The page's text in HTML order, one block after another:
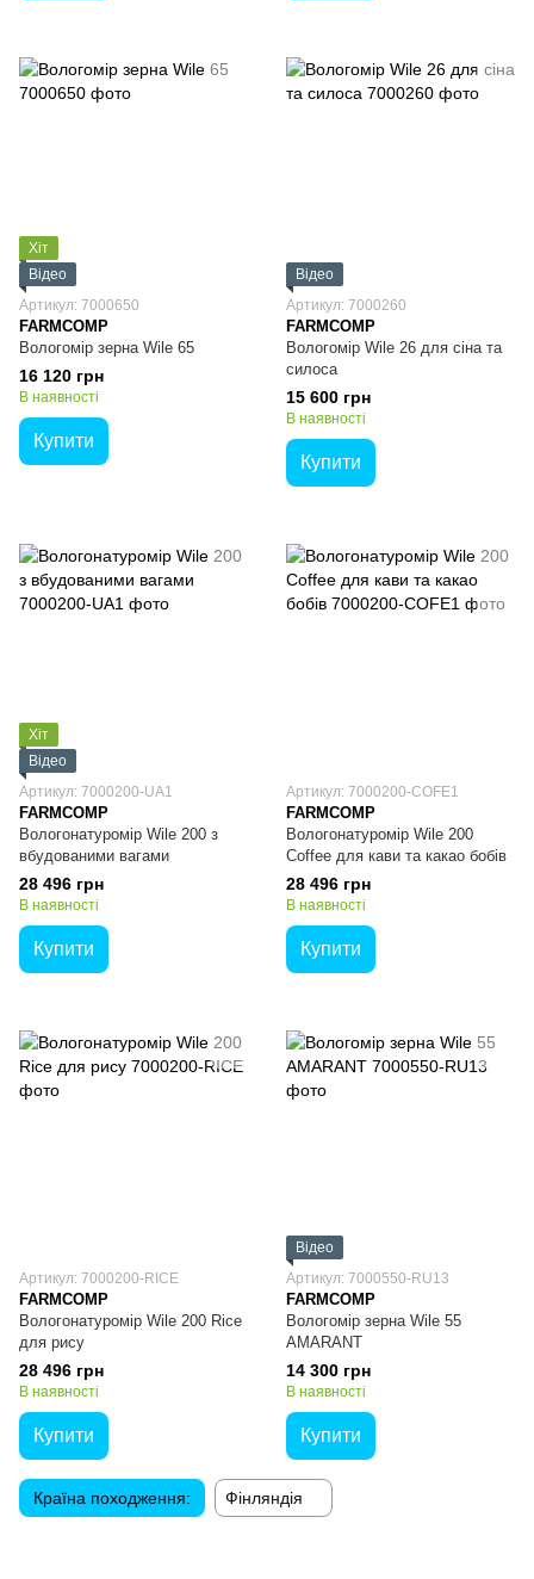
Хіт
Відео
Артикул: 7000650
FARMCOMP
Вологомір зерна Wile 65
16 120 грн
В наявності
Купити
Відео
Артикул: 7000260
FARMCOMP
Вологомір Wile 26 для сіна та
силоса
15 600 грн
В наявності
Купити
Хіт
Відео
Артикул: 7000200-UA1
FARMCOMP
Вологонатуромір Wile 200 з
вбудованими вагами
28 496 грн
В наявності
Купити
Артикул: 7000200-COFE1
FARMCOMP
Вологонатуромір Wile 200
Coffee для кави та какао бобів
28 496 грн
В наявності
Купити
Артикул: 7000200-RICE
FARMCOMP
Вологонатуромір Wile 200 Rice
для рису
28 496 грн
В наявності
Купити
Відео
Артикул: 7000550-RU13
FARMCOMP
Вологомір зерна Wile 55
AMARANT
14 300 грн
В наявності
Купити
Країна походження: Фінляндія